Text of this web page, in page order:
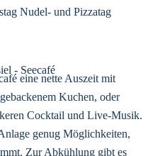
Nudel- und Pizzatag
eine nette Auszeit mit
Kuchen, oder
Cocktail und Live-Musik.
genug Möglichkeiten,
Zur Abkühlung gibt es